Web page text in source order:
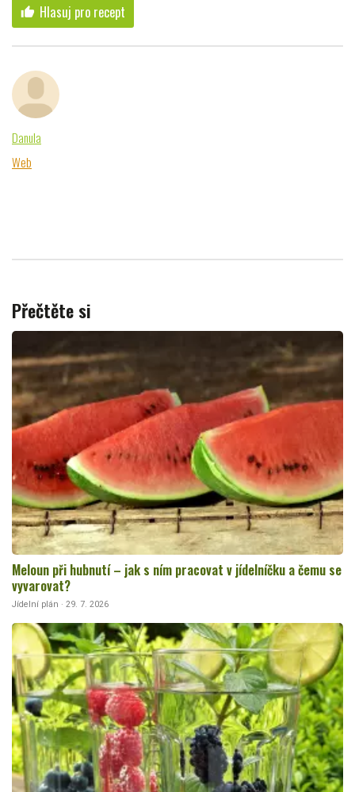
thumb_up Hlasuj pro recept
Danula
Web
Přečtěte si
Meloun při hubnutí – jak s ním pracovat v jídelníčku a čemu se
vyvarovat?
Jídelní plán · 29. 7. 2026